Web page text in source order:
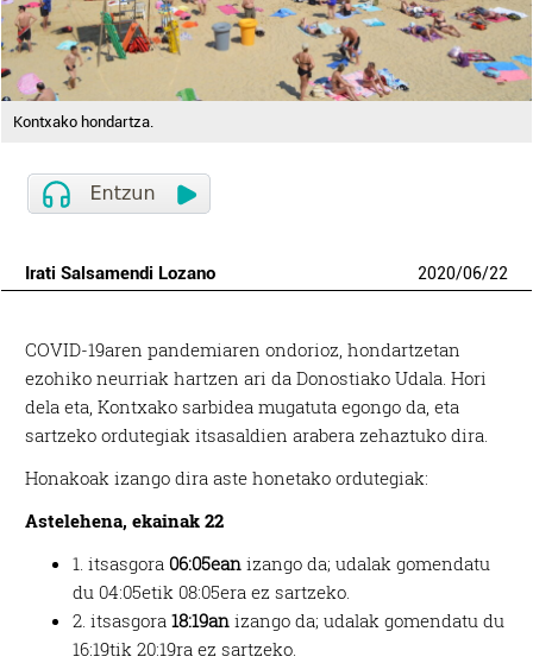
Kontxako hondartza.
Irati Salsamendi Lozano 2020/06/22
COVID-19aren pandemiaren ondorioz, hondartzetan
ezohiko neurriak hartzen ari da Donostiako Udala. Hori
dela eta, Kontxako sarbidea mugatuta egongo da, eta
sartzeko ordutegiak itsasaldien arabera zehaztuko dira.
Honakoak izango dira aste honetako ordutegiak:
Astelehena, ekainak 22
1. itsasgora 06:05ean izango da; udalak gomendatu
du 04:05etik 08:05era ez sartzeko.
2. itsasgora18:19an izango da; udalak gomendatu du
16:19tik 20:19ra ez sartzeko.